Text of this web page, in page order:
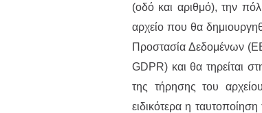
(οδό και αριθμό), την
αρχείο που θα
Προστασία Δεδομένων
GDPR) και θα τηρείται
της τήρησης του
ειδικότερα η